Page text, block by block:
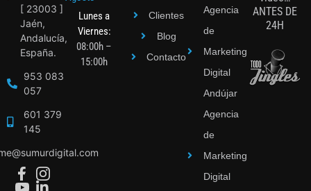
[ 23003 ]
Jaén,
Andalucía,
España.
953 083
057
601 379
145
Lunes a
Viernes:
08:00h –
15:00h
Clientes
Blog
Contacto
Agencia
de
Marketing
Digital
Andújar
Agencia
de
Marketing
Digital
ANTES DE
24H